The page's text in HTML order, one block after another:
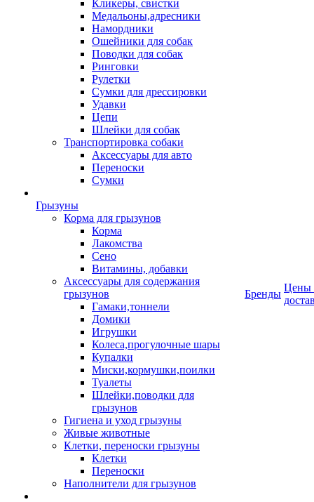
Кликеры, свистки
Медальоны,адресники
Намордники
Ошейники для собак
Поводки для собак
Ринговки
Рулетки
Сумки для дрессировки
Удавки
Цепи
Шлейки для собак
Транспортировка собаки
Аксессуары для авто
Переноски
Сумки
Грызуны
Корма для грызунов
Корма
Лакомства
Сено
Витамины, добавки
Аксессуары для содержания
грызунов
Гамаки,тоннели
Домики
Игрушки
Колеса,прогулочные шары
Купалки
Миски,кормушки,поилки
Туалеты
Шлейки,поводки для
грызунов
Гигиена и уход грызуны
Живые животные
Клетки, переноски грызуны
Клетки
Переноски
Наполнители для грызунов
Бренды
Цены